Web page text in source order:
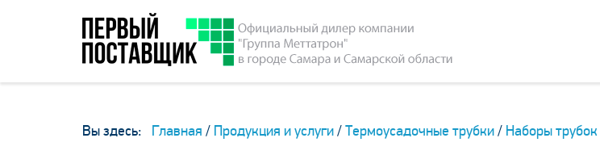
Вы здесь: Главная / Продукция и услуги/Термоусадочные трубки/ Наборы трубок